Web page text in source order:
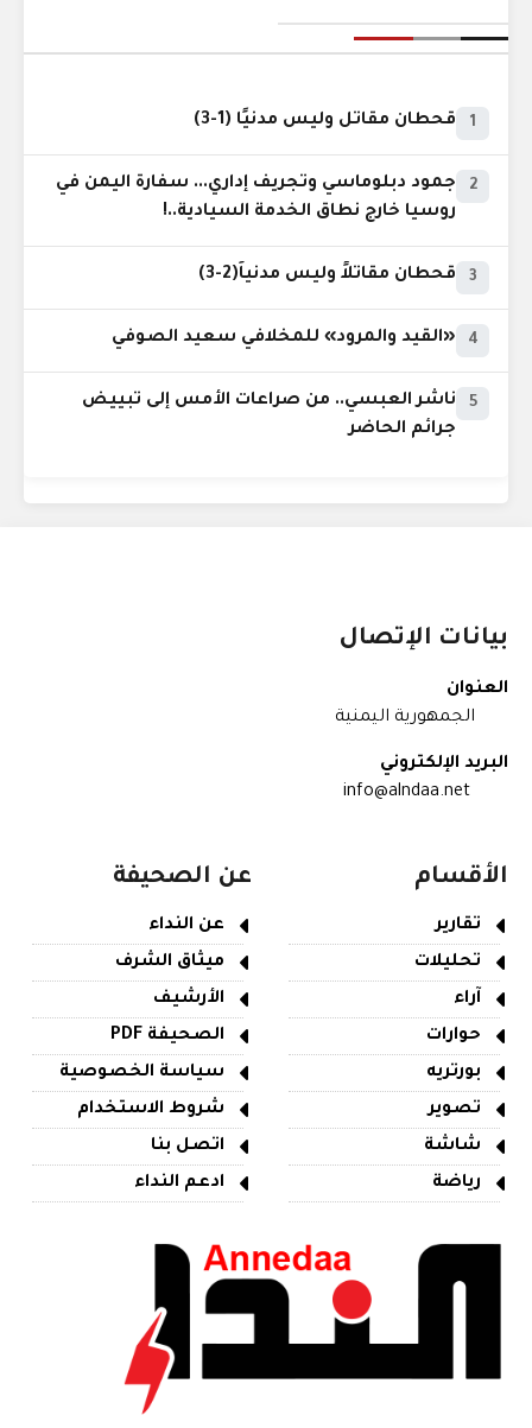
1 قحطان مقاتل وليس مدنيًا (1-3)
2
جمود دبلوماسي وتجريف إداري... سفارة اليمن في
روسيا خارج نطاق الخدمة السيادية..!
3 قحطان مقاتلاً وليس مدنياً(2-3)
4 «القيد والمرود» للمخلافي سعيد الصوفي
5
ناشر العبسي.. من صراعات الأمس إلى تبييض
جرائم الحاضر
بيانات الإتصال
العنوان
الجمهورية اليمنية
البريد الإلكتروني
info@alndaa.net
الأقسام
تقارير
تحليلات
آراء
حوارات
بورتريه
تصوير
شاشة
رياضة
عن الصحيفة
عن النداء
ميثاق الشرف
الأرشيف
الصحيفة PDF
سياسة الخصوصية
شروط الاستخدام
اتصل بنا
ادعم النداء